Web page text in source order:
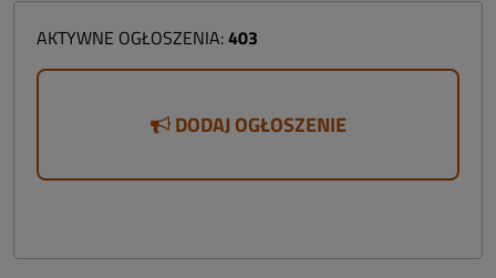
AKTYWNE OGŁOSZENIA:403
DODAJ OGŁOSZENIE